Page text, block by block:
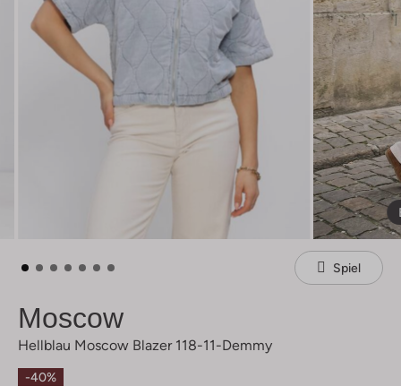
Spiel
Moscow
Hellblau Moscow Blazer 118-11-Demmy
-40%